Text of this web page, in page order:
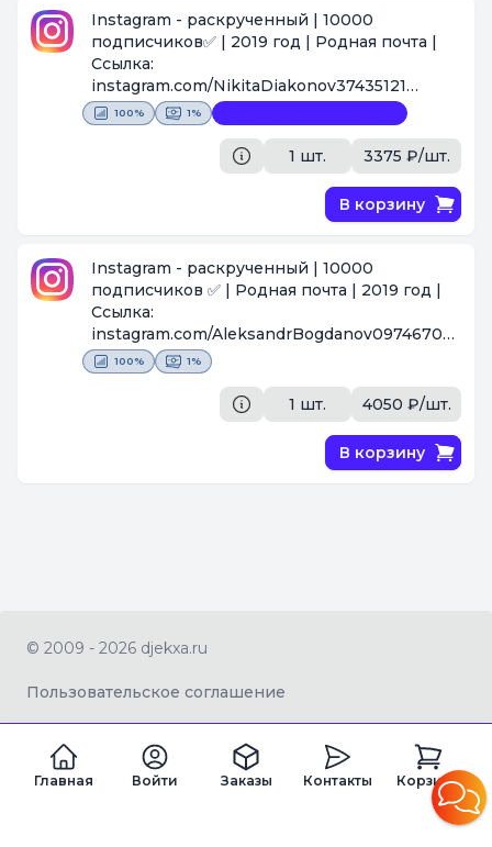
Instagram - раскрученный | 10000
подписчиков✅ | 2019 год | Родная почта |
Ссылка:
instagram.com/NikitaDiakonov37435121
[Поставщик #1617]
100% 1%
1 шт. 3375 ₽/шт.
В корзину
Instagram - раскрученный | 10000
подписчиков ✅ | Родная почта | 2019 год |
Ссылка:
instagram.com/AleksandrBogdanov09746707
[Поставщик #1617]
100% 1%
1 шт. 4050 ₽/шт.
В корзину
Главная Войти Заказы Контакты Корзина
© 2009 - 2026 djekxa.ru
Пользовательское соглашение